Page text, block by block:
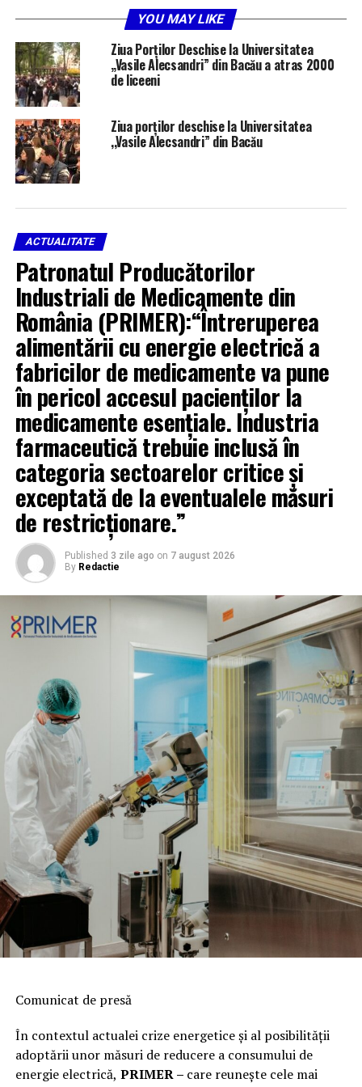
YOU MAY LIKE
Ziua Porților Deschise la Universitatea
„Vasile Alecsandri” din Bacău a atras 2000
de liceeni
Ziua porților deschise la Universitatea
,,Vasile Alecsandri” din Bacău
ACTUALITATE
Patronatul Producătorilor
Industriali de Medicamente din
România (PRIMER):“Întreruperea
alimentării cu energie electrică a
fabricilor de medicamente va pune
în pericol accesul pacienților la
medicamente esențiale. Industria
farmaceutică trebuie inclusă în
categoria sectoarelor critice și
exceptată de la eventualele măsuri
de restricționare.”
Published 3 zile ago on 7 august 2026
By Redactie
Comunicat de presă
În contextul actualei crize energetice și al posibilității
adoptării unor măsuri de reducere a consumului de
energie electrică, PRIMER – care reuneşte cele mai